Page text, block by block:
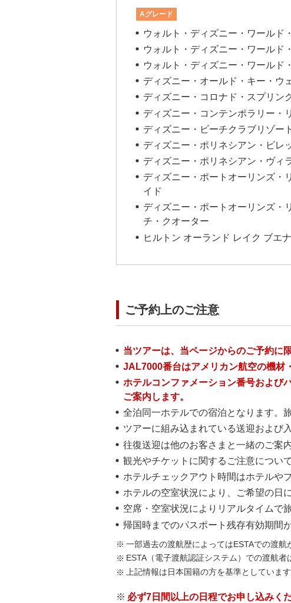
Aグレード
ウォルト・ディズニー・ワールド
ウォルト・ディズニー・ワールド
ウォルト・ディズニー・ワールド
ディズニー・オールド・キー・ウ
ディズニー・コロナド・スプリン
ディズニー・コンテンポラリー・
ディズニー・ビーチクラブリゾート
ディズニー・ポリネシアン・ビレ
ディズニー・ポリネシアン・ヴィ
ディズニー・ポートオーリンズ・
イド
ディズニー・ポートオーリンズ・
チ・クオーター
ヒルトン オーランド レイク ブエ
ご予約上のご注意
当ツアーは、当ページからのご予約に
JAL7000番台はアメリカン航空の機材
ホテルコンファメーション番号および
ご案内します。
全泊同一ホテルでの宿泊となります。
ツアーに組み込まれている送迎および
往復送迎は他のお客さまと一緒のご案
観光やチケットに関するご注意につい
ホテルチェックアウト時間はホテルや
ホテルの空室状況により、ご希望の日
空席・空室状況によりリアルタイムで
帰国時までのパスポート残存有効期間
一部過去の渡航歴によってはESTAでの渡航
ESTA（電子渡航認証システム）での渡航者
上記情報は日本国籍の方を基準としています
必ず7日間以上の日程でお申し込みくだ